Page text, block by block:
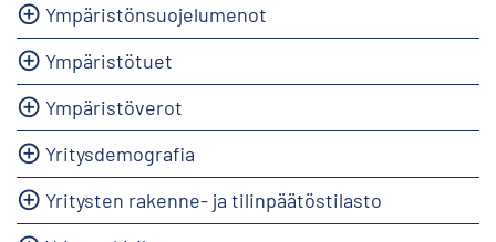
Ympäristönsuojelumenot
Ympäristötuet
Ympäristöverot
Yritysdemografia
Yritysten rakenne- ja tilinpäätöstilasto